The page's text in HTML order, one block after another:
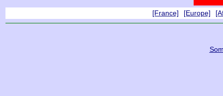
[France] [Europe]